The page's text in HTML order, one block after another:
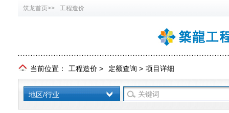
筑龙首页>> 工程造价
当前位置： 工程造价 > 定额查询 > 项目详细
地区/行业